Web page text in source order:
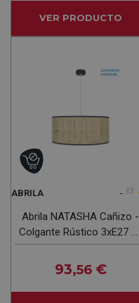
VER PRODUCTO
ABRILA - (0)
Abrila NATASHA Cañizo -
Colgante Rústico 3xE27 60
Cm
93,56 €